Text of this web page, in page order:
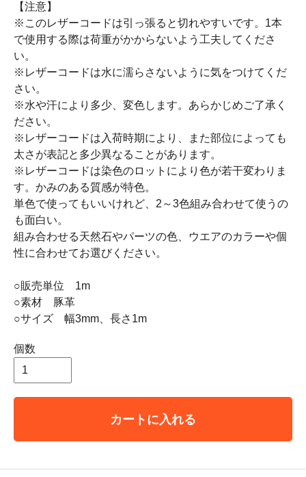
【注意】
※このレザーコードは引っ張ると切れやすいです。1本
で使用する際は荷重がかからないよう工夫してくださ
い。
※レザーコードは水に濡らさないように気をつけてくだ
さい。
※水や汗により多少、変色します。あらかじめご了承く
ださい。
※レザーコードは入荷時期により、また部位によっても
太さが表記と多少異なることがあります。
※レザーコードは染色のロットにより色が若干変わりま
す。かみのある質感が特色。
単色で使ってもいいけれど、2～3色組み合わせて使うの
も面白い。
組み合わせる天然石やパーツの色、ウエアのカラーや個
性に合わせてお選びください。
○販売単位 1m
○素材 豚革
○サイズ 幅3mm、長さ1m
個数
カートに入れる